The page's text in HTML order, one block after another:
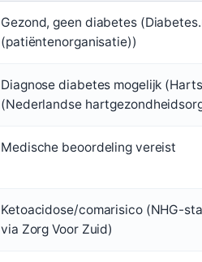
Gezond, geen diabetes
(patiëntenorganisatie))
Diagnose diabetes mogelijk
(Nederlandse
Medische beoordeling vereist
Ketoacidose/comarisico (NHG-
via Zorg Voor Zuid)